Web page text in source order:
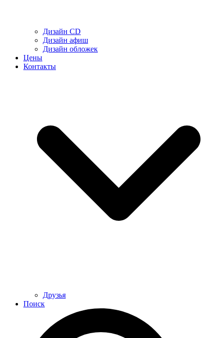
Дизайн CD
Дизайн афиш
Дизайн обложек
Цены
Контакты
Друзья
Поиск